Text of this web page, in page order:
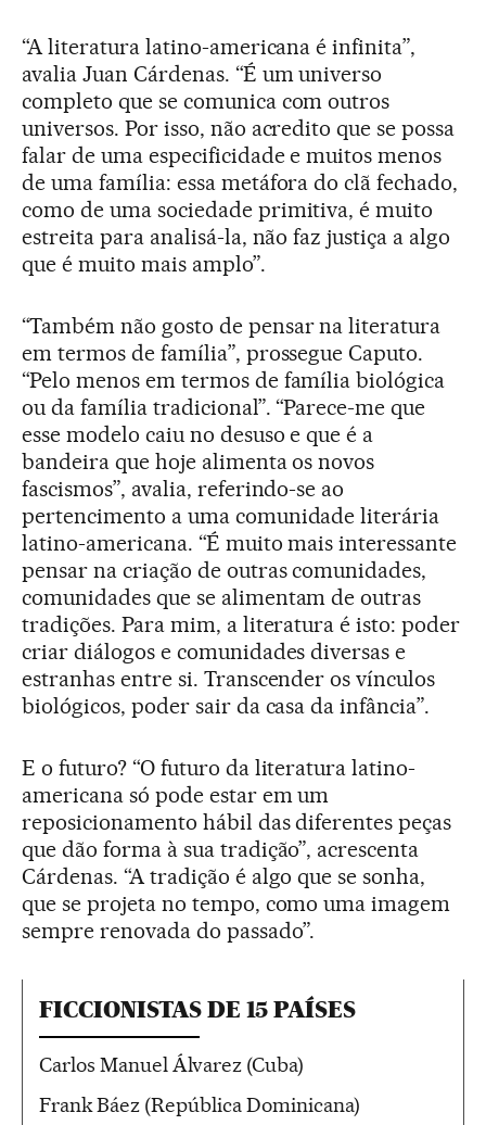
“A literatura latino-americana é infinita”,
avalia Juan Cárdenas. “É um universo
completo que se comunica com outros
universos. Por isso, não acredito que se possa
falar de uma especificidade e muitos menos
de uma família: essa metáfora do clã fechado,
como de uma sociedade primitiva, é muito
estreita para analisá-la, não faz justiça a algo
que é muito mais amplo”.
“Também não gosto de pensar na literatura
em termos de família”, prossegue Caputo.
“Pelo menos em termos de família biológica
ou da família tradicional”. “Parece-me que
esse modelo caiu no desuso e que é a
bandeira que hoje alimenta os novos
fascismos”, avalia, referindo-se ao
pertencimento a uma comunidade literária
latino-americana. “É muito mais interessante
pensar na criação de outras comunidades,
comunidades que se alimentam de outras
tradições. Para mim, a literatura é isto: poder
criar diálogos e comunidades diversas e
estranhas entre si. Transcender os vínculos
biológicos, poder sair da casa da infância”.
E o futuro? “O futuro da literatura latino-
americana só pode estar em um
reposicionamento hábil das diferentes peças
que dão forma à sua tradição”, acrescenta
Cárdenas. “A tradição é algo que se sonha,
que se projeta no tempo, como uma imagem
sempre renovada do passado”.
FICCIONISTAS DE 15 PAÍSES
Carlos Manuel Álvarez (Cuba)
Frank Báez (República Dominicana)